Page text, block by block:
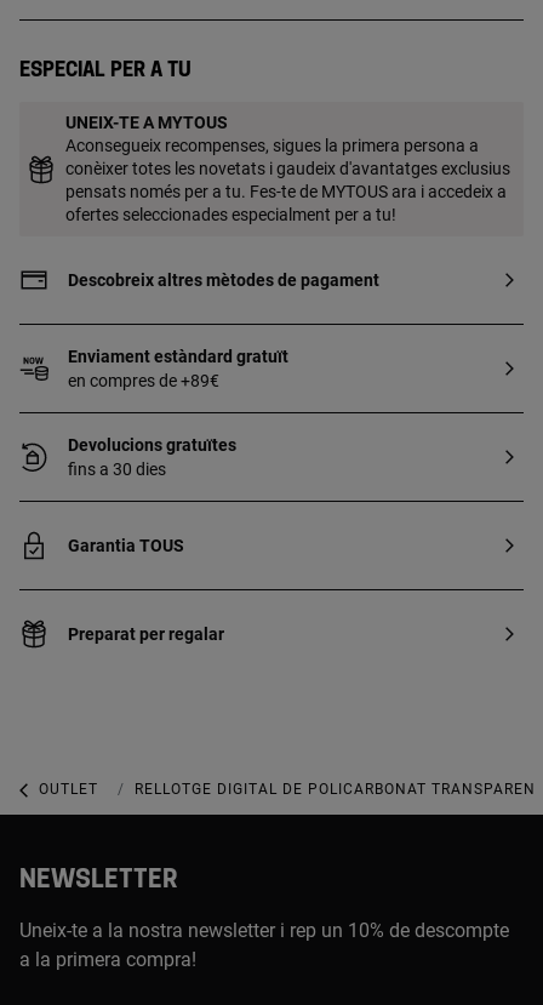
12 o 24 hores, minuts, segons, dia, mes i
5 alarmes. Impermeable a 3 ATM.
Bateria: 3V liti CR2025/2,5 grams (liti
0,045 grams). Calibre: CH1892. Cristall:
pla quadrat. Tancament sivella normal
Especial per a tu
UNEIX-TE A MYTOUS
Aconsegueix recompenses, sigues la primera persona a
conèixer totes les novetats i gaudeix d'avantatges exclusius
pensats només per a tu. Fes-te de MYTOUS ara i accedeix a
ofertes seleccionades especialment per a tu!
Descobreix altres mètodes de pagament
Enviament estàndard gratuït
en compres de +89€
Devolucions gratuïtes
fins a 30 dies
Garantia TOUS
Preparat per regalar
OUTLET OUTLET RELLOTGES
RELLOTGE DIGITAL DE POLICARBONAT
NEWSLETTER
Uneix-te a la nostra newsletter i rep un 10% de descompte
a la primera compra!